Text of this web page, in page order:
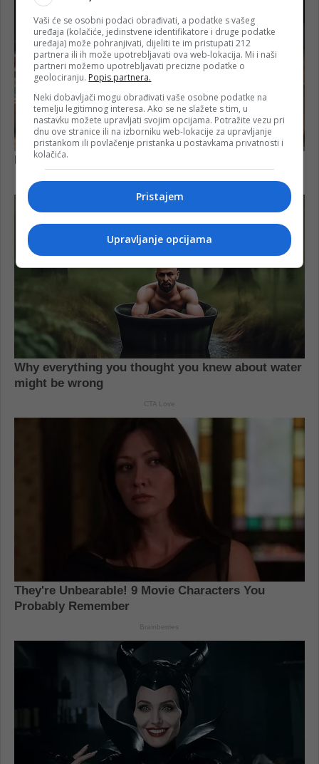
Vaši će se osobni podaci obrađivati, a podatke s vašeg
uređaja (kolačiće, jedinstvene identifikatore i druge podatke
uređaja) može pohranjivati, dijeliti te im pristupati 212
partnera ili ih može upotrebljavati ova web-lokacija. Mi i naši
partneri možemo upotrebljavati precizne podatke o
geolociranju. Popis partnera.
Neki dobavljači mogu obrađivati vaše osobne podatke na
temelju legitimnog interesa. Ako se ne slažete s tim, u
nastavku možete upravljati svojim opcijama. Potražite vezu pri
dnu ove stranice ili na izborniku web-lokacije za upravljanje
pristankom ili povlačenje pristanka u postavkama privatnosti i
kolačića.
Pristajem
Upravljanje opcijama